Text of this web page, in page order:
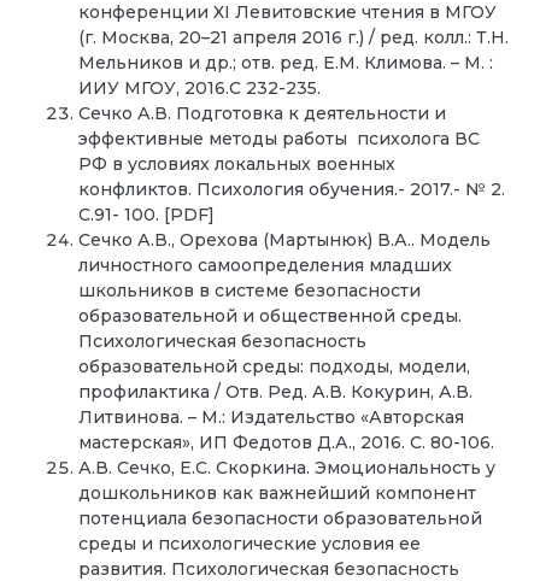
конференции XI Левитовские чтения в МГОУ
(г. Москва, 20–21 апреля 2016 г.) / ред. колл.: Т.Н.
Мельников и др.; отв. ред. Е.М. Климова. – М. :
ИИУ МГОУ, 2016.С 232-235.
Сечко А.В. Подготовка к деятельности и
эффективные методы работы психолога ВС
РФ в условиях локальных военных
конфликтов. Психология обучения.- 2017.- № 2.
С.91- 100. [PDF]
Сечко А.В., Орехова (Мартынюк) В.А.. Модель
личностного самоопределения младших
школьников в системе безопасности
образовательной и общественной среды.
Психологическая безопасность
образовательной среды: подходы, модели,
профилактика / Отв. Ред. А.В. Кокурин, А.В.
Литвинова. – М.: Издательство «Авторская
мастерская», ИП Федотов Д.А., 2016. С. 80-106.
А.В. Сечко, Е.С. Скоркина. Эмоциональность у
дошкольников как важнейший компонент
потенциала безопасности образовательной
среды и психологические условия ее
развития. Психологическая безопасность